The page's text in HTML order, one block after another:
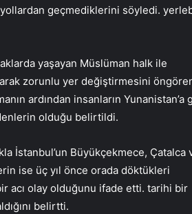
geçmediklerini söyledi.
yaşayan Müslüman halk ile
zorunlu yer değiştirmesini
ardından insanların Yunanistan’a
olduğu belirtildi.
İstanbul’un Büyükçekmece, Çatalca
ise üç yıl önce orada döktükleri
acı olay olduğunu ifade etti. tarihi bir
belirtti.